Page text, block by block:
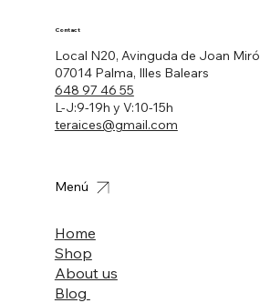
Local N20, Avinguda de Joan Miró
07014 Palma, Illes Balears
648 97 46 55
L-J:9-19h y V:10-15h
teraices@gmail.com
Contact
Home
Shop
About us
Blog
Menú